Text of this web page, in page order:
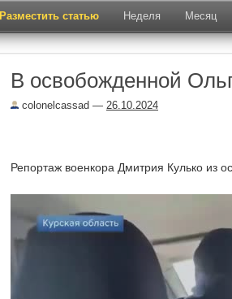
Разместить статью Неделя Месяц
В освобожденной
colonelcassad — 26.10.2024
Репортаж военкора Дмитрия Кулько из